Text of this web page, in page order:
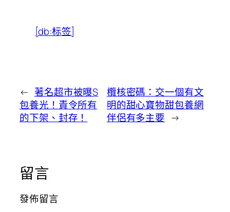
[db:标签]
← 著名超市被曝S
包養光！責令所有
的下架、封存！
欖核密碼：交一個有文
明的甜心寶物甜包養網
伴侶有多主要 →
留言
發佈留言